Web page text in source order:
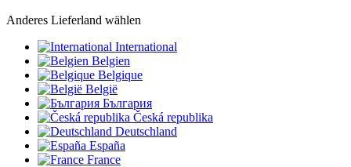
Anderes Lieferland wählen
International
Belgien
Belgique
België
България
Česká republika
Deutschland
España
France